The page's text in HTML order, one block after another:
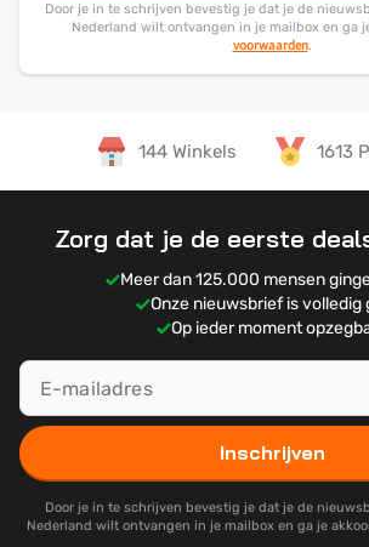
Door je in te schrijven bevestig je dat je de
Nederland wilt ontvangen in je mailbox en ga
voorwaarden.
144 Winkels 1613
Zorg dat je de eerste
Meer dan 125.000 mensen
Onze nieuwsbrief is volledig
Op ieder moment
Inschrijven
Door je in te schrijven bevestig je dat je de
Nederland wilt ontvangen in je mailbox en ga je